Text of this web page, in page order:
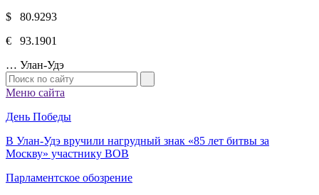
$ 80.9293
€ 93.1901
… Улан-Удэ
Меню сайта
День Победы
В Улан-Удэ вручили нагрудный знак «85 лет битвы за
Москву» участнику ВОВ
Парламентское обозрение